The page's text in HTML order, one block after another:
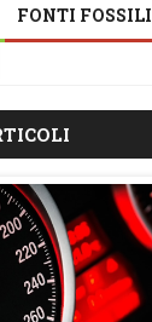
FONTI FOSSILI